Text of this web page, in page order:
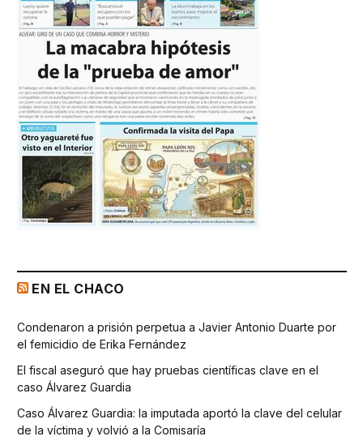
EN EL CHACO
Condenaron a prisión perpetua a Javier Antonio Duarte por
el femicidio de Erika Fernández
El fiscal aseguró que hay pruebas científicas clave en el
caso Álvarez Guardia
Caso Álvarez Guardia: la imputada aportó la clave del celular
de la víctima y volvió a la Comisaría